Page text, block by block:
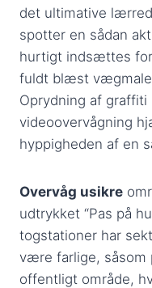
det ultimative
spotter en sådan
hurtigt indsættes
fuldt blæst
Oprydning af graffiti
videoovervågning
hyppigheden af en
Overvåg usikre
udtrykket “Pas på
togstationer har
være farlige, såsom
offentligt område,